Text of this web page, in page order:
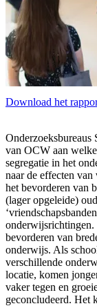
Download het
van OCW aan
segregatie in het
naar de effecten
het bevorderen van
(lager opgeleide)
onderwijsrichtingen.
bevorderen van
onderwijs. Als
verschillende
locatie, komen
vaker tegen en
geconcludeerd. Het